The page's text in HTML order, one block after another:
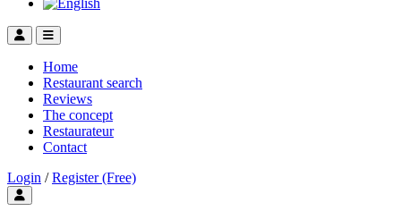
Home
Restaurant search
Reviews
The concept
Restaurateur
Contact
Login / Register (Free)
Toggle user menu